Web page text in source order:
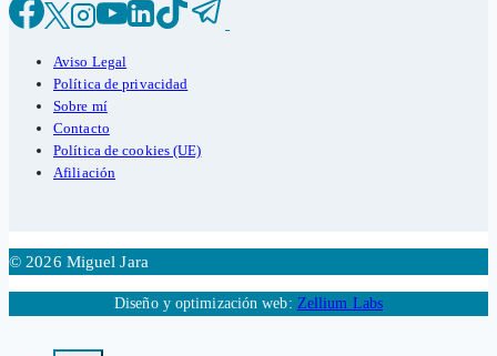
Aviso Legal
Política de privacidad
Sobre mí
Contacto
Política de cookies (UE)
Afiliación
© 2026 Miguel Jara
Diseño y optimización web: Zellium Labs